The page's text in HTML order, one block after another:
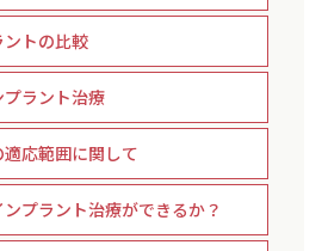
トの比較
ラント治療
応範囲に関して
プラント治療ができるか？